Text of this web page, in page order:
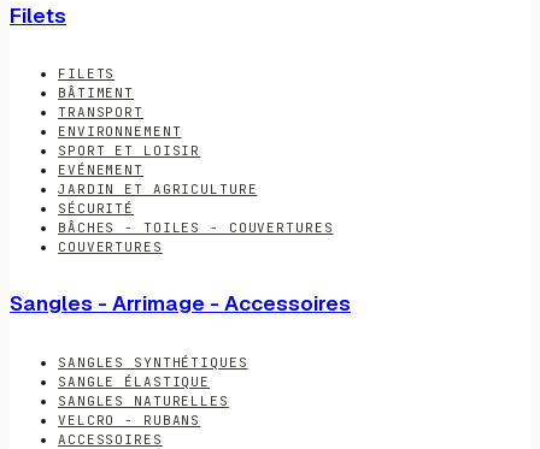
Filets
FILETS
BÂTIMENT
TRANSPORT
ENVIRONNEMENT
SPORT ET LOISIR
EVÉNEMENT
JARDIN ET AGRICULTURE
SÉCURITÉ
BÂCHES - TOILES - COUVERTURES
COUVERTURES
Sangles - Arrimage - Accessoires
SANGLES SYNTHÉTIQUES
SANGLE ÉLASTIQUE
SANGLES NATURELLES
VELCRO - RUBANS
ACCESSOIRES